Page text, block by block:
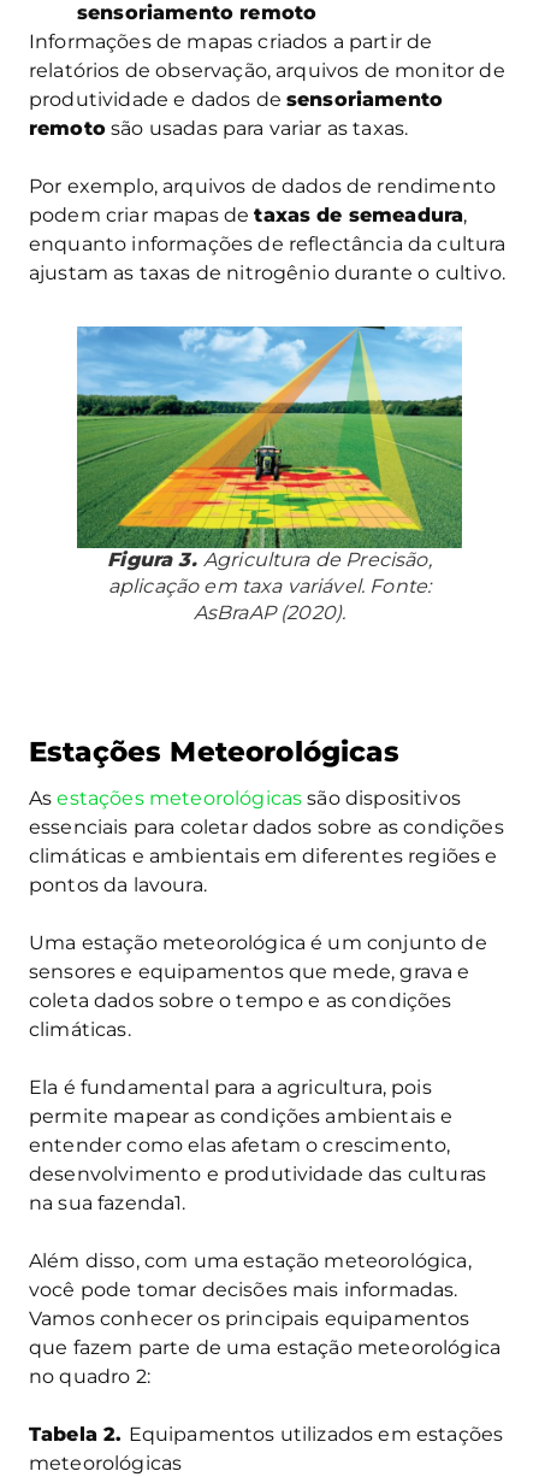
sensoriamento remoto
Informações de mapas criados a partir de
relatórios de observação, arquivos de monitor de
produtividade e dados desensoriamento
remotosão usadas para variar as taxas.
Por exemplo, arquivos de dados de rendimento
podem criar mapas detaxas de semeadura,
enquanto informações de reflectância da cultura
ajustam as taxas de nitrogênio durante o cultivo.
Figura 3. Agricultura de Precisão,
aplicação em taxa variável. Fonte:
AsBraAP (2020).
Estações Meteorológicas
Asestações meteorológicassão dispositivos
essenciais para coletar dados sobre as condições
climáticas e ambientais em diferentes regiões e
pontos da lavoura.
Uma estação meteorológica é um conjunto de
sensores e equipamentos que mede, grava e
coleta dados sobre o tempo e as condições
climáticas.
Ela é fundamental para a agricultura, pois
permite mapear as condições ambientais e
entender como elas afetam o crescimento,
desenvolvimento e produtividade das culturas
na sua fazenda1.
Além disso, com uma estação meteorológica,
você pode tomar decisões mais informadas.
Vamos conhecer os principais equipamentos
que fazem parte de uma estação meteorológica
no quadro 2:
Tabela 2. Equipamentos utilizados em estações
meteorológicas